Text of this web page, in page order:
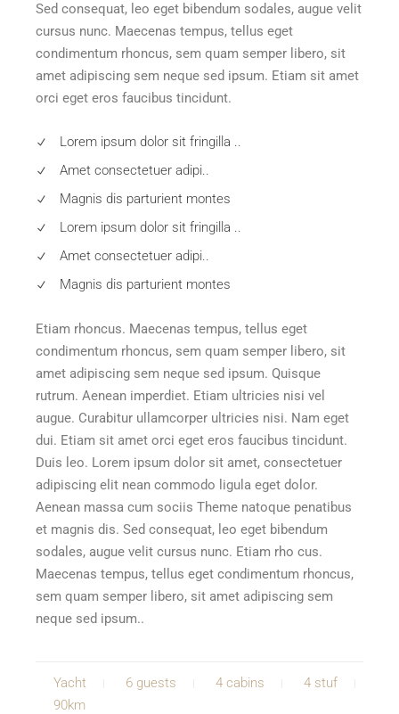
Sed consequat, leo eget bibendum sodales, augue velit
cursus nunc. Maecenas tempus, tellus eget
condimentum rhoncus, sem quam semper libero, sit
amet adipiscing sem neque sed ipsum. Etiam sit amet
orci eget eros faucibus tincidunt.
Lorem ipsum dolor sit fringilla ..
Amet consectetuer adipi..
Magnis dis parturient montes
Lorem ipsum dolor sit fringilla ..
Amet consectetuer adipi..
Magnis dis parturient montes
Etiam rhoncus. Maecenas tempus, tellus eget
condimentum rhoncus, sem quam semper libero, sit
amet adipiscing sem neque sed ipsum. Quisque
rutrum. Aenean imperdiet. Etiam ultricies nisi vel
augue. Curabitur ullamcorper ultricies nisi. Nam eget
dui. Etiam sit amet orci eget eros faucibus tincidunt.
Duis leo. Lorem ipsum dolor sit amet, consectetuer
adipiscing elit nean commodo ligula eget dolor.
Aenean massa cum sociis Theme natoque penatibus
et magnis dis. Sed consequat, leo eget bibendum
sodales, augue velit cursus nunc. Etiam rho cus.
Maecenas tempus, tellus eget condimentum rhoncus,
sem quam semper libero, sit amet adipiscing sem
neque sed ipsum..
Yacht 6 guests 4 cabins
4 stuf
90km